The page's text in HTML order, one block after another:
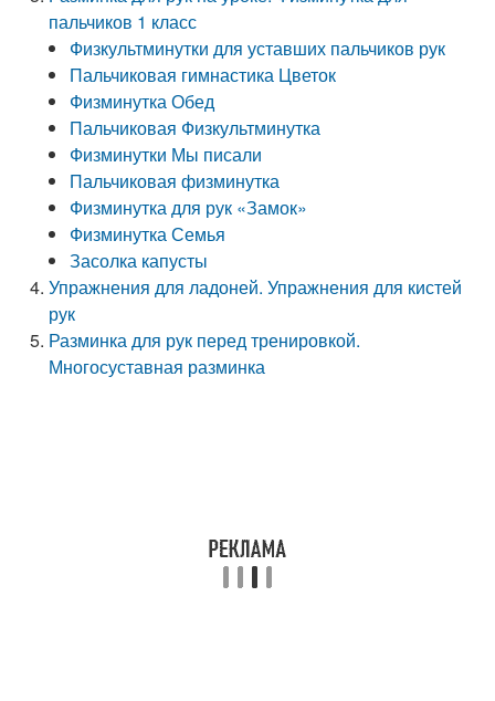
пальчиков 1 класс
Физкультминутки для уставших пальчиков рук
Пальчиковая гимнастика Цветок
Физминутка Обед
Пальчиковая Физкультминутка
Физминутки Мы писали
Пальчиковая физминутка
Физминутка для рук «Замок»
Физминутка Семья
Засолка капусты
Упражнения для ладоней. Упражнения для кистей
рук
Разминка для рук перед тренировкой.
Многосуставная разминка